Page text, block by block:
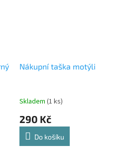
Nákupní taška motýli
Skladem (1 ks)
290 Kč
Do košíku